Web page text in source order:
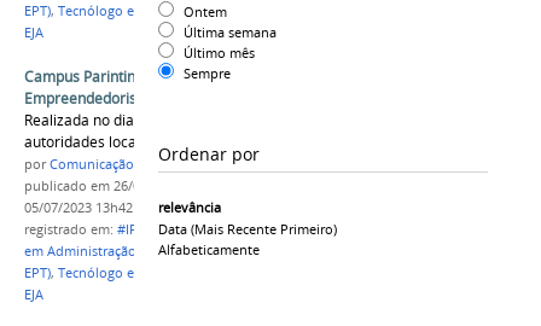
Ontem
Última semana
Último mês
Sempre
Ordenar por
relevância
Data (mais Recente Primeiro)
Alfabeticamente
EPT), Tecnólogo em Gestão Comercial
EJA
Campus Parintins realiza 1ª Feira de
Empreendedorismo
Realizada no dia 23/06, a Feira contou com
autoridades locais e alunos de diversas escolas
porComunicação CPR
publicado em 26/06/2023
05/07/2023 13h42
registrado em: #IFAM ,CAMPUS PARINTINS,Técnico
em Administração
Técnico em Administração (EJA-
EPT), Tecnólogo em Gestão Comercial
EJA